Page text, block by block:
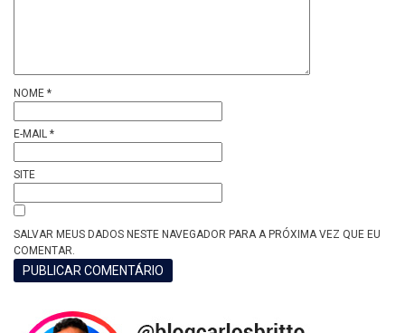
NOME *
E-MAIL *
SITE
SALVAR MEUS DADOS NESTE NAVEGADOR PARA A PRÓXIMA VEZ QUE EU
COMENTAR.